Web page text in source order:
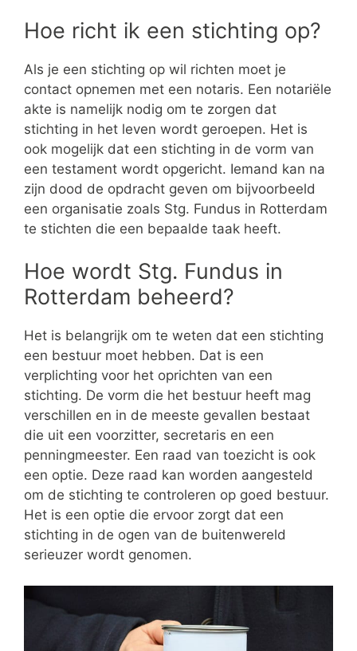
Hoe richt ik een stichting op?
Als je een stichting op wil richten moet je
contact opnemen met een notaris. Een notariële
akte is namelijk nodig om te zorgen dat
stichting in het leven wordt geroepen. Het is
ook mogelijk dat een stichting in de vorm van
een testament wordt opgericht. Iemand kan na
zijn dood de opdracht geven om bijvoorbeeld
een organisatie zoals Stg. Fundus in Rotterdam
te stichten die een bepaalde taak heeft.
Hoe wordt Stg. Fundus in
Rotterdam beheerd?
Het is belangrijk om te weten dat een stichting
een bestuur moet hebben. Dat is een
verplichting voor het oprichten van een
stichting. De vorm die het bestuur heeft mag
verschillen en in de meeste gevallen bestaat
die uit een voorzitter, secretaris en een
penningmeester. Een raad van toezicht is ook
een optie. Deze raad kan worden aangesteld
om de stichting te controleren op goed bestuur.
Het is een optie die ervoor zorgt dat een
stichting in de ogen van de buitenwereld
serieuzer wordt genomen.